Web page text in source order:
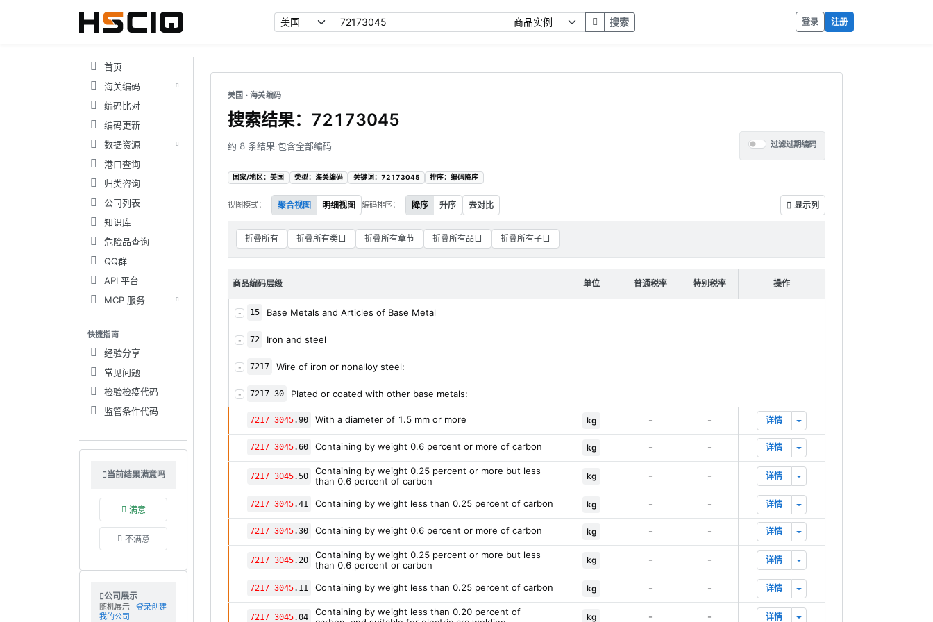
搜索 登录 注册
首页
海关编码
编码比对
编码更新
数据资源
港口查询
归类咨询
公司列表
知识库
危险品查询
QQ群
API 平台
MCP 服务
快捷指南
经验分享
常见问题
检验检疫代码
监管条件代码
当前结果满意吗
满意
不满意
公司展示
随机展示 · 登录创建
我的公司
美国 · 海关编码
搜索结果：72173045
约 8 条结果·包含全部编码 过滤过期编码
国家/地区：美国 类型：海关编码 关键词：72173045 排序：编码降序
视图模式： 聚合视图 明细视图 编码排序： 降序 升序 去对比 显示列
折叠所有 折叠所有类目 折叠所有章节 折叠所有品目 折叠所有子目
商品编码层级 单位 普通税率 特别税率 操作
- 15 Base Metals and Articles of Base Metal
- 72 Iron and steel
- 7217 Wire of iron or nonalloy steel:
- 7217 30 Plated or coated with other base metals:
7217 3045.90 With a diameter of 1.5 mm or more kg - - 详情 更多操作
7217 3045.60 Containing by weight 0.6 percent or more of carbon kg - - 详情 更多操作
7217 3045.50
Containing by weight 0.25 percent or more but less
than 0.6 percent of carbon
kg - - 详情 更多操作
7217 3045.41 Containing by weight less than 0.25 percent of carbon kg - - 详情 更多操作
7217 3045.30 Containing by weight 0.6 percent or more of carbon kg - - 详情 更多操作
7217 3045.20
Containing by weight 0.25 percent or more but less
than 0.6 percent or carbon
kg - - 详情 更多操作
7217 3045.11 Containing by weight less than 0.25 percent of carbon kg - - 详情 更多操作
7217 3045.04
Containing by weight less than 0.20 percent of
kg - - 详情 更多操作